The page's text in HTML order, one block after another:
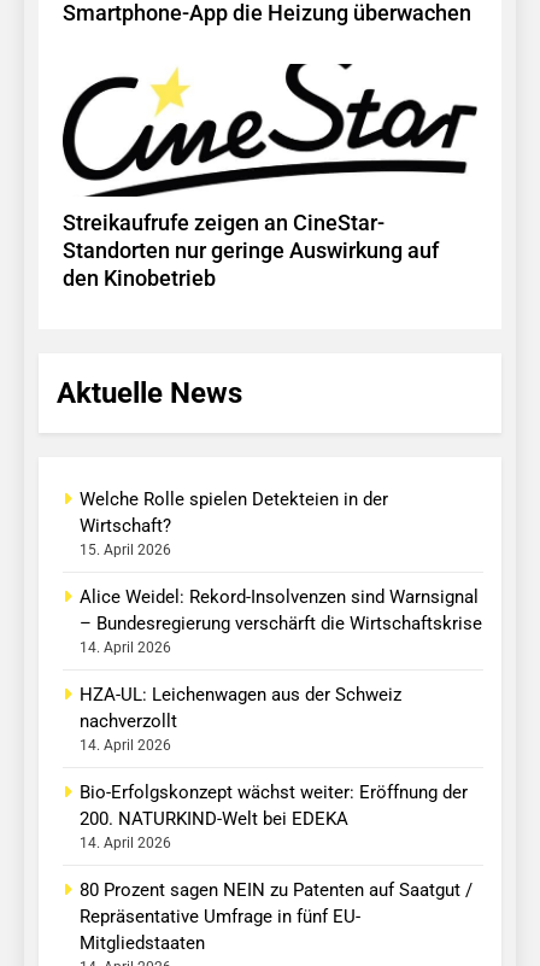
Smartphone-App die Heizung überwachen
Streikaufrufe zeigen an CineStar-
Standorten nur geringe Auswirkung auf
den Kinobetrieb
Aktuelle News
Welche Rolle spielen Detekteien in der
Wirtschaft?
15. April 2026
Alice Weidel: Rekord-Insolvenzen sind Warnsignal
– Bundesregierung verschärft die Wirtschaftskrise
14. April 2026
HZA-UL: Leichenwagen aus der Schweiz
nachverzollt
14. April 2026
Bio-Erfolgskonzept wächst weiter: Eröffnung der
200. NATURKIND-Welt bei EDEKA
14. April 2026
80 Prozent sagen NEIN zu Patenten auf Saatgut /
Repräsentative Umfrage in fünf EU-
Mitgliedstaaten